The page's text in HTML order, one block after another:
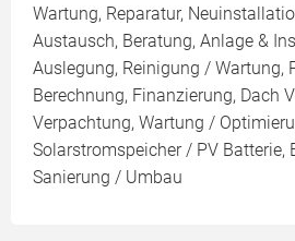
Wartung, Reparatur,
Austausch, Beratung, Anlage &
Auslegung, Reinigung / Wartung,
Berechnung, Finanzierung, Dach
Verpachtung, Wartung /
Solarstromspeicher / PV Batterie,
Sanierung / Umbau